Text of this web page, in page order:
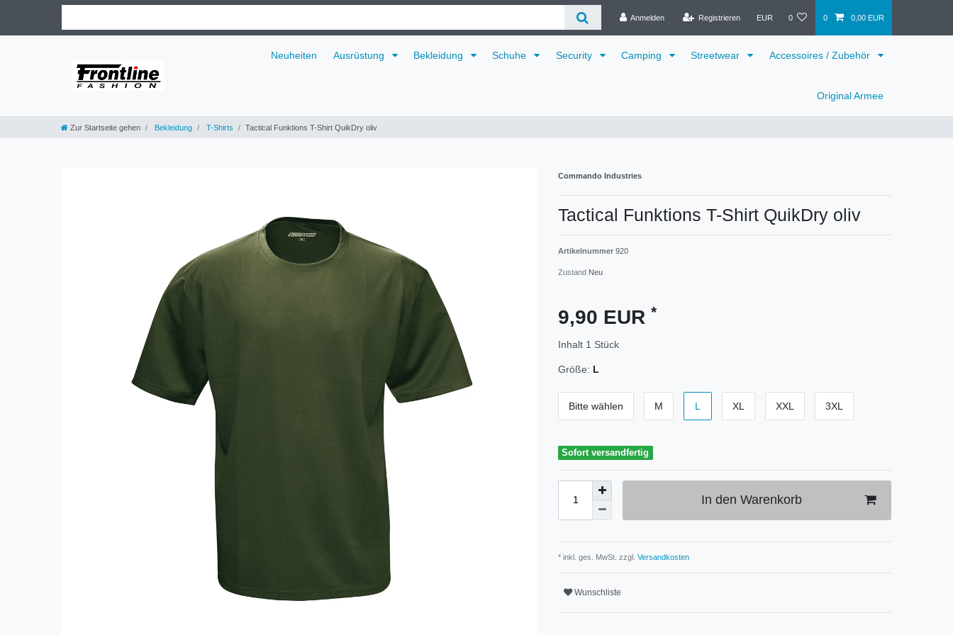
Anmelden Registrieren EUR 0 0 0,00 EUR
Neuheiten Ausrüstung Bekleidung Schuhe Security Camping Streetwear Accessoires / Zubehör
Original Armee
Zur Startseite gehen Bekleidung T-Shirts Tactical Funktions T-Shirt QuikDry oliv
Commando Industries
Tactical Funktions T-Shirt QuikDry oliv
Artikelnummer 920
Zustand Neu
9,90 EUR *
Inhalt 1 Stück
Größe: L
Bitte wählen M L XL XXL 3XL
Sofort versandfertig
In den Warenkorb
* inkl. ges. MwSt. zzgl. Versandkosten
Wunschliste